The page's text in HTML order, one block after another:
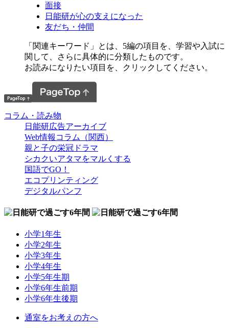
面接
日能研が心の支えになった
友だち・仲間
「関連キーワード」とは、5編の項目を、学習や入試に
関して、さらに具体的に分類したものです。
お読みになりたい項目を、クリックしてください。
コラム・読み物
日能研広告アーカイブ
Web情報コラム（関西）
親と子の栄冠ドラマ
シカクいアタマをマルくする
国語でGO！
エコプリンティング
デジタルパンフ
小学1年生
小学2年生
小学3年生
小学4年生
小学5年生期
小学6年生前期
小学6年生後期
通室をお考えの方へ